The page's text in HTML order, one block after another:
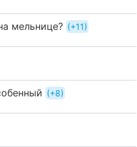
мельнице? +11
+8